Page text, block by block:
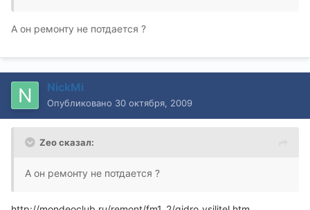
А он ремонту не потдается ?
NickMi
Опубликовано 30 октября, 2009
Zeo сказал:
А он ремонту не потдается ?